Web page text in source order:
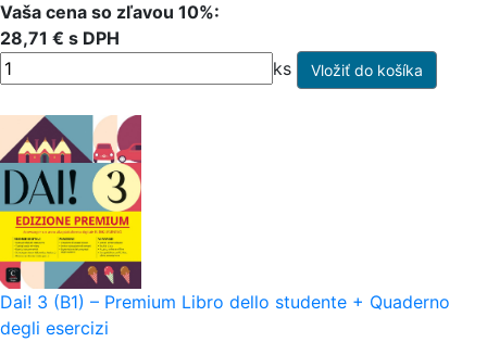
Vaša cena so zľavou 10%:
28,71 € s DPH
ks
Dai! 3 (B1) – Premium Libro dello studente + Quaderno
degli esercizi